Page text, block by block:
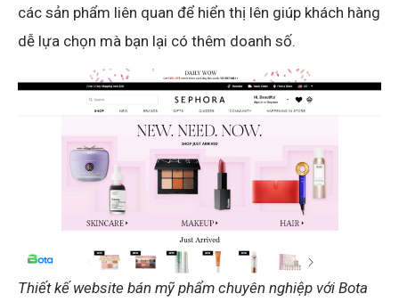
các sản phẩm liên quan để hiển thị lên giúp khách hàng
dễ lựa chọn mà bạn lại có thêm doanh số.
Thiết kế website bán mỹ phẩm chuyên nghiệp với Bota